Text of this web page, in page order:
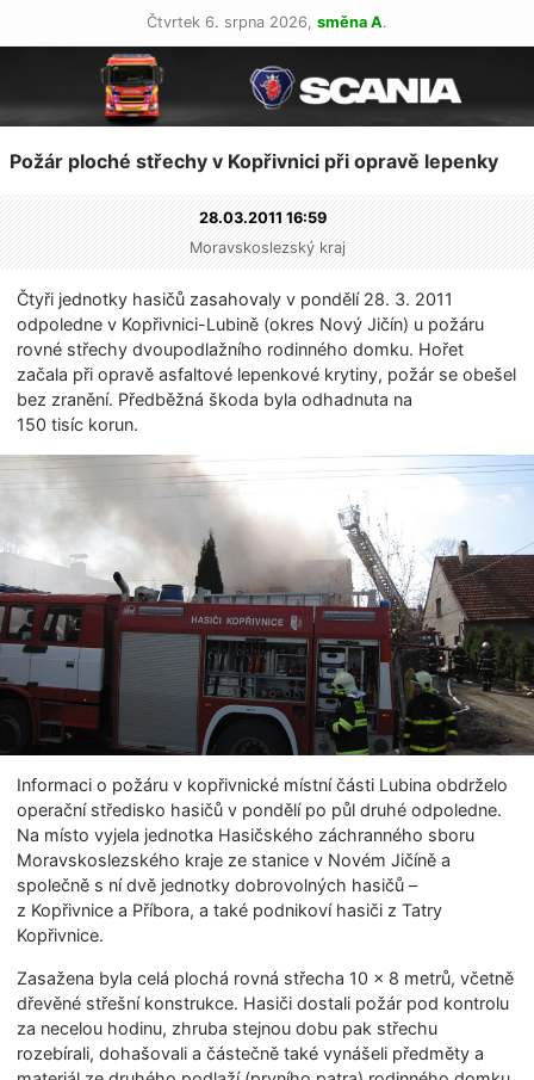
Čtvrtek 6. srpna 2026, směna A.
Požár ploché střechy v Kopřivnici při opravě lepenky
28.03.2011 16:59
Moravskoslezský kraj
Čtyři jednotky hasičů zasahovaly v pondělí 28. 3. 2011
odpoledne v Kopřivnici-Lubině (okres Nový Jičín) u požáru
rovné střechy dvoupodlažního rodinného domku. Hořet
začala při opravě asfaltové lepenkové krytiny, požár se obešel
bez zranění. Předběžná škoda byla odhadnuta na
150 tisíc korun.
Informaci o požáru v kopřivnické místní části Lubina obdrželo
operační středisko hasičů v pondělí po půl druhé odpoledne.
Na místo vyjela jednotka Hasičského záchranného sboru
Moravskoslezského kraje ze stanice v Novém Jičíně a
společně s ní dvě jednotky dobrovolných hasičů –
z Kopřivnice a Příbora, a také podnikoví hasiči z Tatry
Kopřivnice.
Zasažena byla celá plochá rovná střecha 10 × 8 metrů, včetně
dřevěné střešní konstrukce. Hasiči dostali požár pod kontrolu
za necelou hodinu, zhruba stejnou dobu pak střechu
rozebírali, dohašovali a částečně také vynášeli předměty a